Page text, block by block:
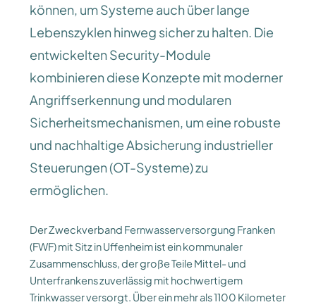
können, um Systeme auch über lange
Lebenszyklen hinweg sicher zu halten. Die
entwickelten Security-Module
kombinieren diese Konzepte mit moderner
Angriffserkennung und modularen
Sicherheitsmechanismen, um eine robuste
und nachhaltige Absicherung industrieller
Steuerungen (OT-Systeme) zu
ermöglichen.
Der Zweckverband Fernwasserversorgung Franken
(FWF) mit Sitz in Uffenheim ist ein kommunaler
Zusammenschluss, der große Teile Mittel- und
Unterfrankens zuverlässig mit hochwertigem
Trinkwasser versorgt. Über ein mehr als 1100 Kilometer